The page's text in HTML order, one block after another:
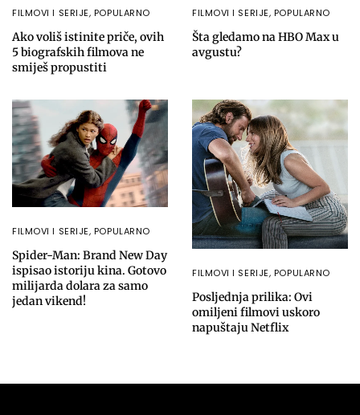
FILMOVI I SERIJE, POPULARNO
Ako voliš istinite priče, ovih
5 biografskih filmova ne
smiješ propustiti
FILMOVI I SERIJE, POPULARNO
Šta gledamo na HBO Max u
avgustu?
FILMOVI I SERIJE, POPULARNO
Spider-Man: Brand New Day
ispisao istoriju kina. Gotovo
milijarda dolara za samo
jedan vikend!
FILMOVI I SERIJE, POPULARNO
Posljednja prilika: Ovi
omiljeni filmovi uskoro
napuštaju Netflix